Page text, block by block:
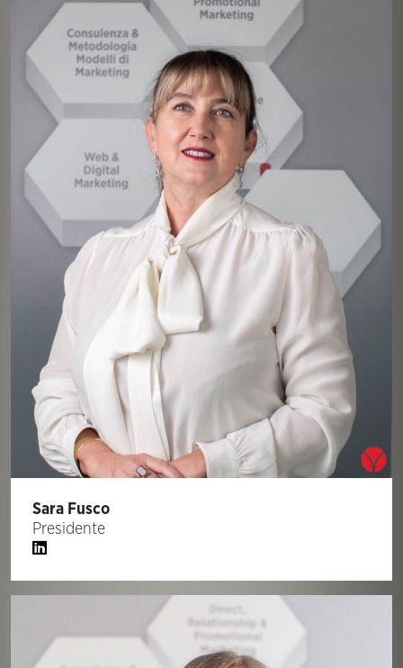
Sara Fusco
Presidente